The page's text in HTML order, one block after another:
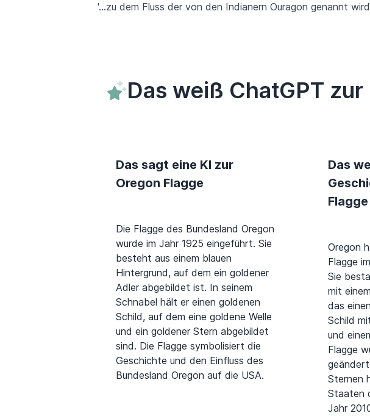
'...zu dem Fluss der von den Indianern Ouragon genannt
Das weiß ChatGPT
Das sagt eine KI zur
Oregon Flagge
Die Flagge des Bundesland Oregon
wurde im Jahr 1925 eingeführt. Sie
besteht aus einem blauen
Hintergrund, auf dem ein goldener
Adler abgebildet ist. In seinem
Schnabel hält er einen goldenen
Schild, auf dem eine goldene Welle
und ein goldener Stern abgebildet
sind. Die Flagge symbolisiert die
Geschichte und den Einfluss des
Bundesland Oregon auf die USA.
Das
Flagge
Oregon
Flagge
Sie
mit
das
Schild
und
Flagge
Sternen
Staaten
Jahr